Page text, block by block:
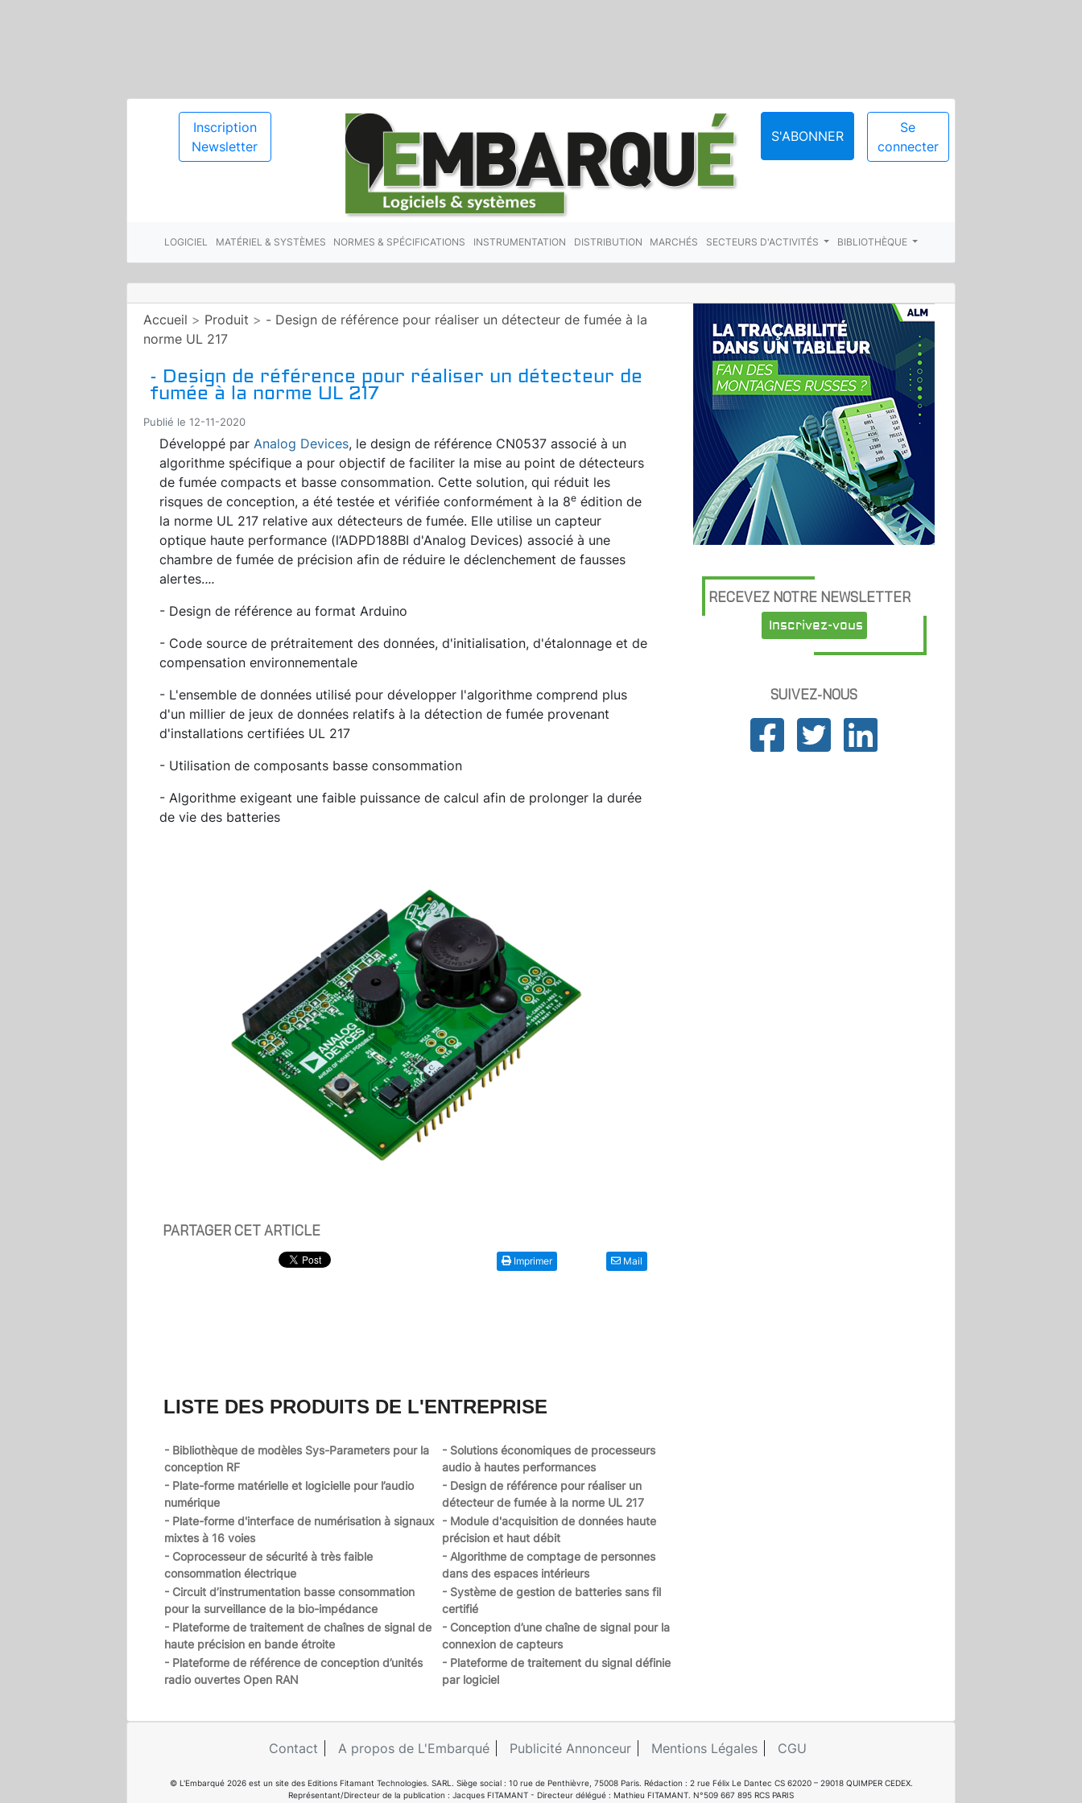
Inscription
Newsletter
S'ABONNER
Se
connecter
LOGICIEL MATÉRIEL & SYSTÈMES NORMES & SPÉCIFICATIONS INSTRUMENTATION DISTRIBUTION MARCHÉS SECTEURS D'ACTIVITÉS BIBLIOTHÈQUE
Accueil > Produit > - Design de référence pour réaliser un détecteur de fumée à la
norme UL 217
- Design de référence pour réaliser un détecteur de
fumée à la norme UL 217
Publié le 12-11-2020
Développé par Analog Devices, le design de référence CN0537 associé à un
algorithme spécifique a pour objectif de faciliter la mise au point de détecteurs
de fumée compacts et basse consommation. Cette solution, qui réduit les
risques de conception, a été testée et vérifiée conformément à la 8e édition de
la norme UL 217 relative aux détecteurs de fumée. Elle utilise un capteur
optique haute performance (l’ADPD188BI d'Analog Devices) associé à une
chambre de fumée de précision afin de réduire le déclenchement de fausses
alertes....
- Design de référence au format Arduino
- Code source de prétraitement des données, d'initialisation, d'étalonnage et de
compensation environnementale
- L'ensemble de données utilisé pour développer l'algorithme comprend plus
d'un millier de jeux de données relatifs à la détection de fumée provenant
d'installations certifiées UL 217
- Utilisation de composants basse consommation
- Algorithme exigeant une faible puissance de calcul afin de prolonger la durée
de vie des batteries
PARTAGER CET ARTICLE
Imprimer Mail
LISTE DES PRODUITS DE L'ENTREPRISE
- Bibliothèque de modèles Sys-Parameters pour la
conception RF
- Solutions économiques de processeurs
audio à hautes performances
- Plate-forme matérielle et logicielle pour l’audio
numérique
- Design de référence pour réaliser un
détecteur de fumée à la norme UL 217
- Plate-forme d'interface de numérisation à signaux
mixtes à 16 voies
- Module d'acquisition de données haute
précision et haut débit
- Coprocesseur de sécurité à très faible
consommation électrique
- Algorithme de comptage de personnes
dans des espaces intérieurs
- Circuit d’instrumentation basse consommation
pour la surveillance de la bio-impédance
- Système de gestion de batteries sans fil
certifié
- Plateforme de traitement de chaînes de signal de
haute précision en bande étroite
- Conception d’une chaîne de signal pour la
connexion de capteurs
- Plateforme de référence de conception d’unités
radio ouvertes Open RAN
- Plateforme de traitement du signal définie
par logiciel
RECEVEZ NOTRE NEWSLETTER
Inscrivez-vous
SUIVEZ-NOUS
Contact A propos de L'Embarqué Publicité Annonceur Mentions Légales CGU
© L'Embarqué 2026 est un site des Editions Fitamant Technologies. SARL. Siège social : 10 rue de Penthièvre, 75008 Paris. Rédaction : 2 rue Félix Le Dantec CS 62020 – 29018 QUIMPER CEDEX.
Représentant/Directeur de la publication : Jacques FITAMANT - Directeur délégué : Mathieu FITAMANT. N°509 667 895 RCS PARIS